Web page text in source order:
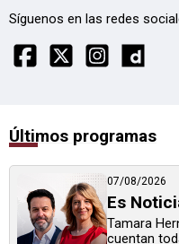
Síguenos en las redes
Últimos programas
07/08/2026
Es
Tamara
cuentan